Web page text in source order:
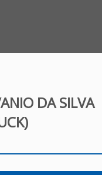
DA SILVA